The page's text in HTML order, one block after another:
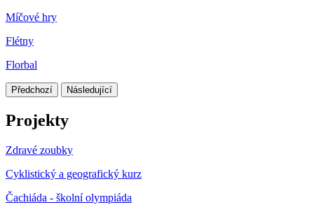
Míčové hry
Flétny
Florbal
Předchozí Následující
Projekty
Zdravé zoubky
Cyklistický a geografický kurz
Čachiáda - školní olympiáda